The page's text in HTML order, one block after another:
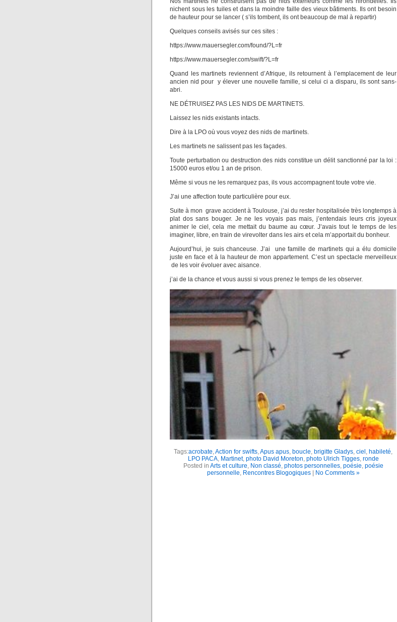
nichent sous les tuiles et dans la moindre faille des vieux bâtiments. Ils ont besoin
de hauteur pour se lancer ( s’ils tombent, ils ont beaucoup de mal à repartir)
Quelques conseils avisés sur ces sites :
https://www.mauersegler.com/found/?L=fr
https://www.mauersegler.com/swift/?L=fr
Quand les martinets reviennent d’Afrique, ils retournent à l’emplacement de leur
ancien nid pour y élever une nouvelle famille, si celui ci a disparu, ils sont sans-
abri.
NE DÉTRUISEZ PAS LES NIDS DE MARTINETS.
Laissez les nids existants intacts.
Dire à la LPO où vous voyez des nids de martinets.
Les martinets ne salissent pas les façades.
Toute perturbation ou destruction des nids constitue un délit sanctionné par la loi :
15000 euros et/ou 1 an de prison.
Même si vous ne les remarquez pas, ils vous accompagnent toute votre vie.
J’ai une affection toute particulière pour eux.
Suite à mon grave accident à Toulouse, j’ai du rester hospitalisée très longtemps à
plat dos sans bouger. Je ne les voyais pas mais, j’entendais leurs cris joyeux
animer le ciel, cela me mettait du baume au cœur. J’avais tout le temps de les
imaginer, libre, en train de virevolter dans les airs et cela m’apportait du bonheur.
Aujourd’hui, je suis chanceuse. J’ai une famille de martinets qui a élu domicile
juste en face et à la hauteur de mon appartement. C’est un spectacle merveilleux
de les voir évoluer avec aisance.
j’ai de la chance et vous aussi si vous prenez le temps de les observer.
Tags:acrobate,Action for swifts,Apus apus, boucle, brigitte Gladys, ciel , habileté,
LPO PACA, Martinet, photo David Moreton, photo Ulrich Tigges, ronde
Posted in Arts et culture, Non classé, photos personnelles, poésie, poésie
personnelle, Rencontres Blogogiques| No Comments »